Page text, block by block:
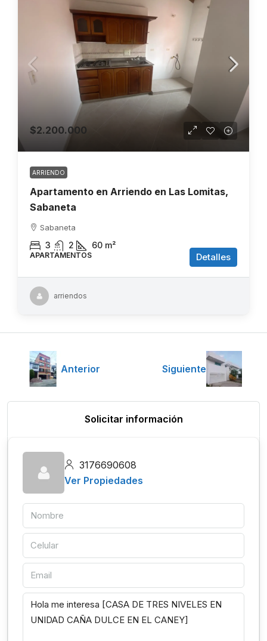
$2.200.000
ARRIENDO
Apartamento en Arriendo en Las Lomitas,
Sabaneta
Sabaneta
3 2 60 m²
APARTAMENTOS Detalles
arriendos
Anterior Siguiente
Solicitar información
3176690608
Ver Propiedades